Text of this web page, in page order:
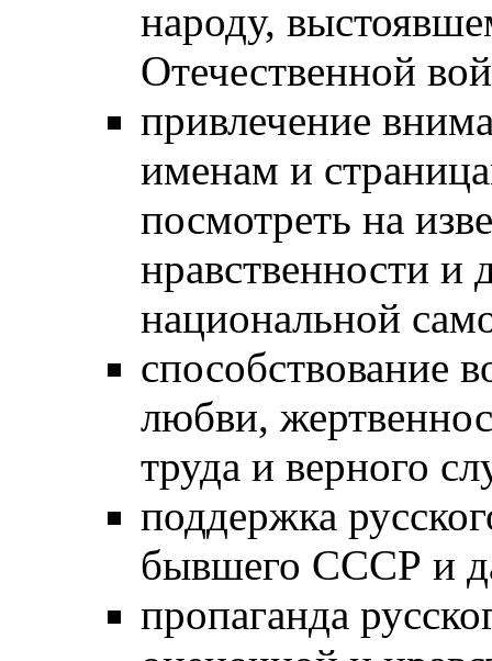
народу,
Отечественной
привлечение
именам и
посмотреть на
нравственности и
национальной
способствование
любви,
труда и верного
поддержка
бывшего СССР и
пропаганда